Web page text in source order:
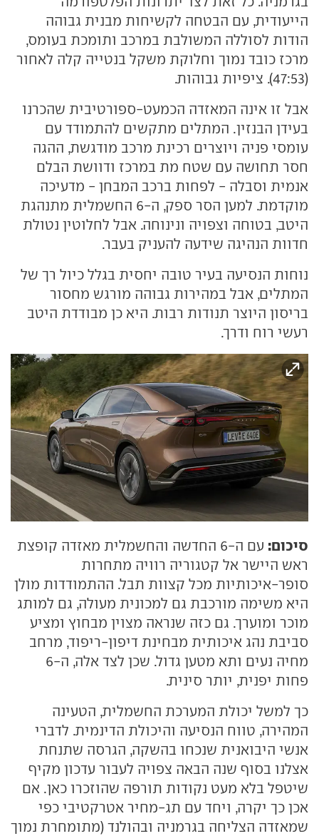
הייעודית, עם הבטחה לקשיחות מבנית גבוהה
הודות לסוללה המשולבת במרכב ותומכת בעומס,
מרכז כובד נמוך וחלוקת משקל בנטייה קלה לאחור
(47:53). ציפיות גבוהות.
אבל זו אינה המאזדה הכמעט-ספורטיבית שהכרנו
בעידן הבנזין. המתלים מתקשים להתמודד עם
עומסי פניה ויוצרים רכינת מרכב מודגשת, ההגה
חסר תחושה עם שטח מת במרכז ודוושת הבלם
אנמית וסבלה - לפחות ברכב המבחן - מדעיכה
מוקדמת. למען הסר ספק, ה-6 החשמלית מתנהגת
היטב, בטוחה וצפויה ונינוחה. אבל לחלוטין נטולת
חדוות הנהיגה שידעה להעניק בעבר.
נוחות הנסיעה בעיר טובה יחסית בגלל כיול רך של
המתלים, אבל במהירות גבוהה מורגש מחסור
בריסון היוצר תנודות רבות. היא כן מבודדת היטב
רעשי רוח ודרך.
סיכום:
עם ה-6 החדשה והחשמלית מאזדה קופצת
ראש היישר אל קטגוריה רוויה מתחרות
סופר-איכותיות מכל קצוות תבל. ההתמודדות מולן
היא משימה מורכבת גם למכונית מעולה, גם למותג
מוכר ומוערך. גם כזה שנראה מצוין מבחוץ ומציע
סביבת נהג איכותית מבחינת דיפון-ריפוד, מרחב
מחיה נעים ותא מטען גדול. שכן לצד אלה, ה-6
פחות יפנית, יותר סינית.
כך למשל יכולת המערכת החשמלית, הטעינה
המהירה, טווח הנסיעה והיכולת הדינמית. לדברי
אנשי היבואנית שנכחו בהשקה, הגרסה שתנחת
אצלנו בסוף שנה הבאה צפויה לעבור עדכון מקיף
שיטפל בלא מעט נקודות תורפה שהוזכרו כאן. אם
אכן כך יקרה, ויחד עם תג-מחיר אטרקטיבי כפי
שמאזדה הצליחה בגרמניה ובהולנד (מתומחרת נמוך